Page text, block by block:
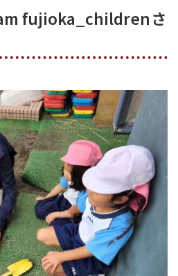
fujioka_childrenさ